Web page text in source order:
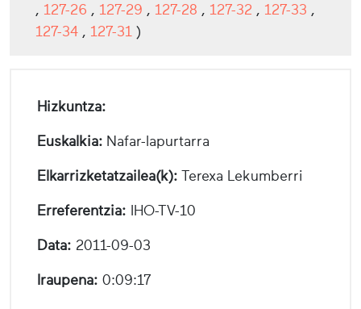
, 127-26 , 127-29 , 127-28 , 127-32 , 127-33 ,
127-34 , 127-31 )
Hizkuntza:
Euskalkia: Nafar-lapurtarra
Elkarrizketatzailea(k): Terexa Lekumberri
Erreferentzia: IHO-TV-10
Data: 2011-09-03
Iraupena: 0:09:17